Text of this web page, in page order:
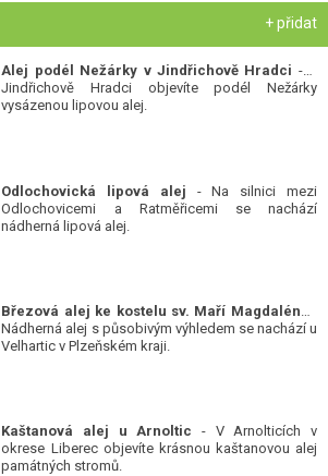
+ přidat
Alej podél Nežárky v Jindřichově Hradci - V
Jindřichově Hradci objevíte podél Nežárky
vysázenou lipovou alej.
Odlochovická lipová alej - Na silnici mezi
Odlochovicemi a Ratměřicemi se nachází
nádherná lipová alej.
Nádherná alej s působivým výhledem se nachází u
Velhartic v Plzeňském kraji.
Kaštanová alej u Arnoltic - V Arnolticích v
okrese Liberec objevíte krásnou kaštanovou alej
památných stromů.